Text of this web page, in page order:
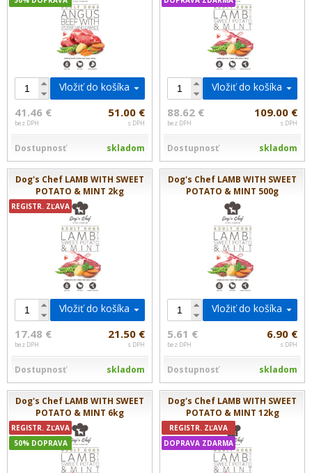
Vložiť do košíka
41.46 €
bez DPH
51.00 €
s DPH
Dostupnosť skladom
Vložiť do košíka
88.62 €
bez DPH
109.00 €
s DPH
Dostupnosť skladom
Dog's Chef LAMB WITH SWEET
POTATO & MINT 2kg
REGISTR. ZĽAVA
Vložiť do košíka
17.48 €
bez DPH
21.50 €
s DPH
Dostupnosť skladom
Dog's Chef LAMB WITH SWEET
POTATO & MINT 500g
Vložiť do košíka
5.61 €
bez DPH
6.90 €
s DPH
Dostupnosť skladom
Dog's Chef LAMB WITH SWEET
POTATO & MINT 6kg
REGISTR. ZĽAVA
50% DOPRAVA
Dog's Chef LAMB WITH SWEET
POTATO & MINT 12kg
REGISTR. ZĽAVA
DOPRAVA ZDARMA